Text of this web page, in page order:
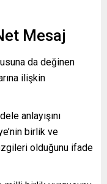
Mesaj
da değinen
ilişkin
anlayışını
birlik ve
olduğunu ifade